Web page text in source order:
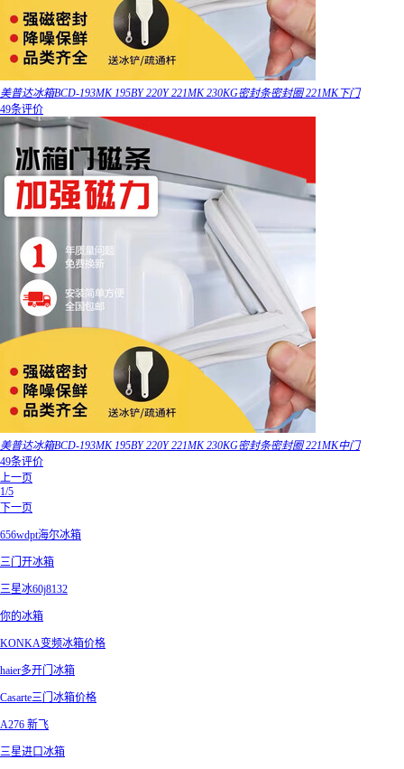
美普达冰箱BCD-193MK 195BY 220Y 221MK 230KG密封条密封圈 221MK下门
49条评价
美普达冰箱BCD-193MK 195BY 220Y 221MK 230KG密封条密封圈 221MK中门
49条评价
上一页
1/5
下一页
656wdpt海尔冰箱
三门开冰箱
三星冰60j8132
你的冰箱
KONKA变频冰箱价格
haier多开门冰箱
Casarte三门冰箱价格
A276 新飞
三星进口冰箱